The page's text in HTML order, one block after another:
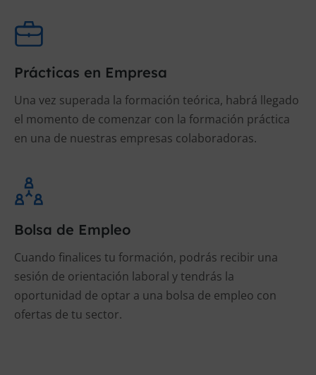
Prácticas en Empresa
Una vez superada la formación teórica, habrá llegado
el momento de comenzar con la formación práctica
en una de nuestras empresas colaboradoras.
Bolsa de Empleo
Cuando finalices tu formación, podrás recibir una
sesión de orientación laboral y tendrás la
oportunidad de optar a una bolsa de empleo con
ofertas de tu sector.